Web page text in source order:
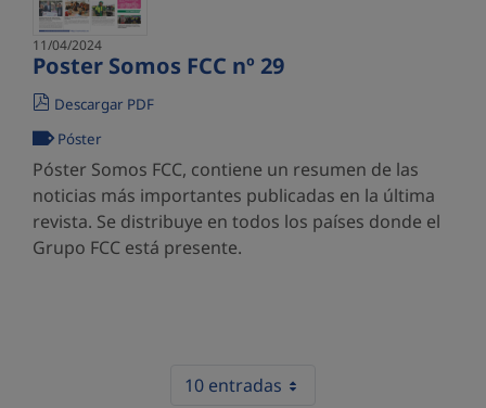
11/04/2024
Poster Somos FCC nº 29
Descargar PDF
Póster
Póster Somos FCC, contiene un resumen de las
noticias más importantes publicadas en la última
revista. Se distribuye en todos los países donde el
Grupo FCC está presente.
10 entradas